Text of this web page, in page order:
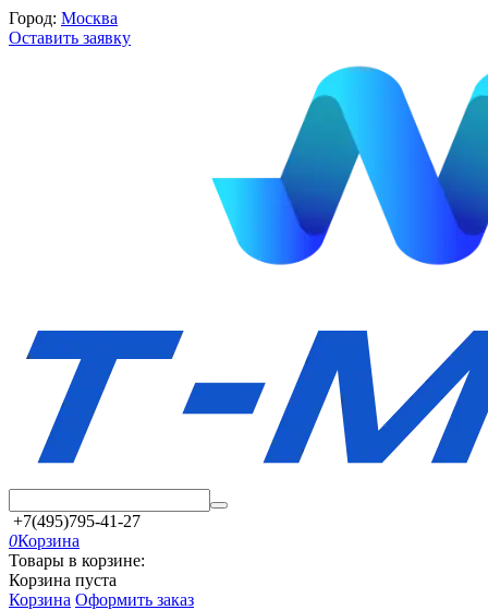
Город: Москва
Оставить заявку
+7(495)795-41-27
0Корзина
Товары в корзине:
Корзина пуста
Корзина Оформить заказ